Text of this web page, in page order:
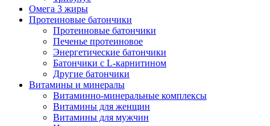
Омега 3 жиры
Протеиновые батончики
Протеиновые батончики
Печенье протеиновое
Энергетические батончики
Батончики с L-карнитином
Другие батончики
Витамины и минералы
Витаминно-минеральные комплексы
Витамины для женщин
Витамины для мужчин